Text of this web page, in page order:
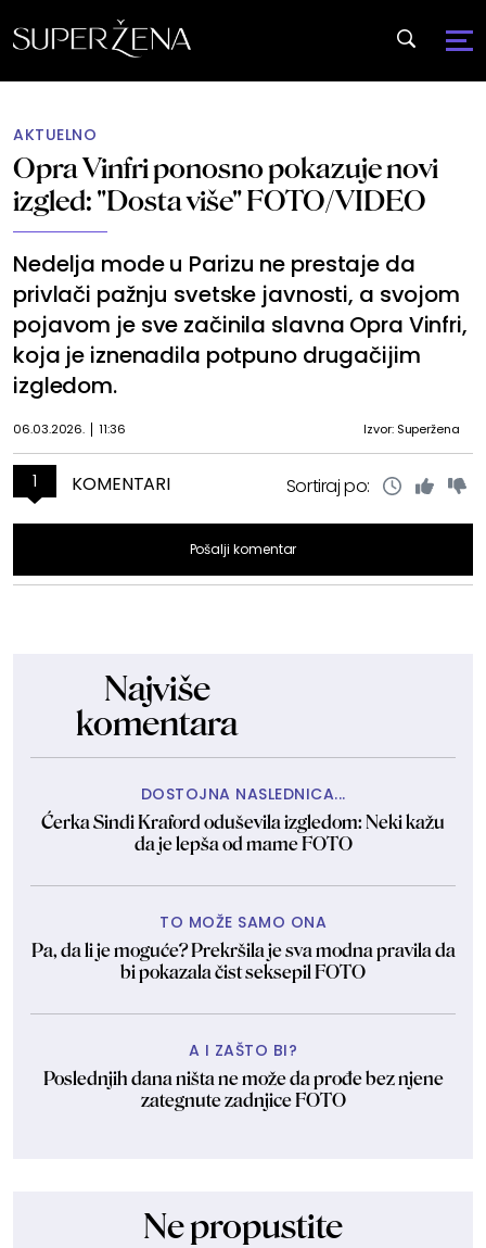
AKTUELNO
Opra Vinfri ponosno pokazuje novi
izgled: "Dosta više" FOTO/VIDEO
Nedelja mode u Parizu ne prestaje da
privlači pažnju svetske javnosti, a svojom
pojavom je sve začinila slavna Opra Vinfri,
koja je iznenadila potpuno drugačijim
izgledom.
06.03.2026. 11:36 Izvor: Superžena
1 KOMENTARI Sortiraj po:
Pošalji komentar
Najviše
komentara
DOSTOJNA NASLEDNICA...
Ćerka Sindi Kraford oduševila izgledom: Neki kažu
da je lepša od mame FOTO
TO MOŽE SAMO ONA
Pa, da li je moguće? Prekršila je sva modna pravila da
bi pokazala čist seksepil FOTO
A I ZAŠTO BI?
Poslednjih dana ništa ne može da prođe bez njene
zategnute zadnjice FOTO
Ne propustite